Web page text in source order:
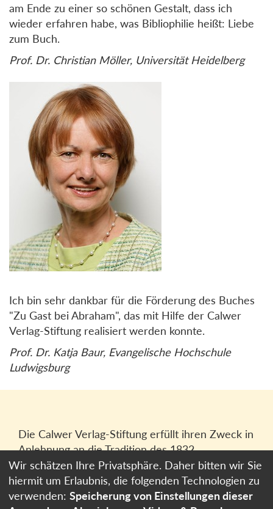
am Ende zu einer so schönen Gestalt, dass ich
wieder erfahren habe, was Bibliophilie heißt: Liebe
zum Buch.
Prof. Dr. Christian Möller, Universität Heidelberg
Ich bin sehr dankbar für die Förderung des Buches
"Zu Gast bei Abraham", das mit Hilfe der Calwer
Verlag-Stiftung realisiert werden konnte.
Prof. Dr. Katja Baur, Evangelische Hochschule
Ludwigsburg
Die Calwer Verlag-Stiftung erfüllt ihren Zweck in
Anlehnung an die Tradition des 1832
gegründeten Calwer Verlagsvereins, der
heutigen Calwer Verlag Bücher und Medien
GmbHin Stuttgart.
Wir schätzen Ihre Privatsphäre. Daher bitten wir Sie
hiermit um Erlaubnis, die folgenden Technologien zu
verwenden: Speicherung von Einstellungen dieser